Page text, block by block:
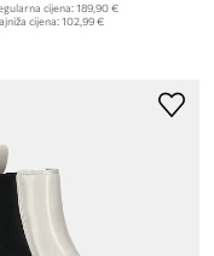
cijena:189,90 €
cijena:102,99 €